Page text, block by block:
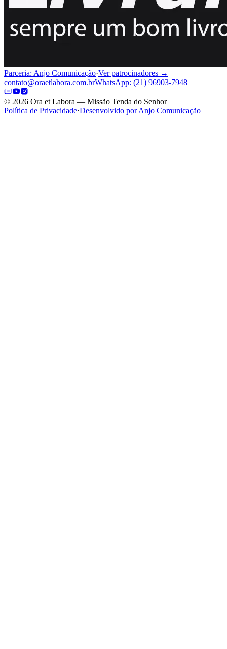
Parceria: Anjo Comunicação·Ver patrocinadores →
contato@oraetlabora.com.brWhatsApp: (21) 96903-7948
© 2026 Ora et Labora — Missão Tenda do Senhor
Política de Privacidade·Desenvolvido por Anjo Comunicação